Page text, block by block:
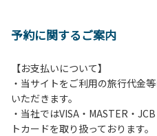
ら午前10時までの間にゴミス
は、お持ち帰りをお願いします
【禁止事項】
カラオケ、発電機、地面での
ァイヤー、打ち上げ式花火、
予約に関するご案内
【お支払いについて】
・当サイトをご利用の旅行代金
いただきます。
・当社ではVISA・MASTER・
トカードを取り扱っております。